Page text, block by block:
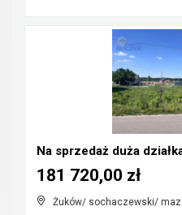
Na sprzedaż duża
Żuków/ sochaczewski/
181 720,00 zł